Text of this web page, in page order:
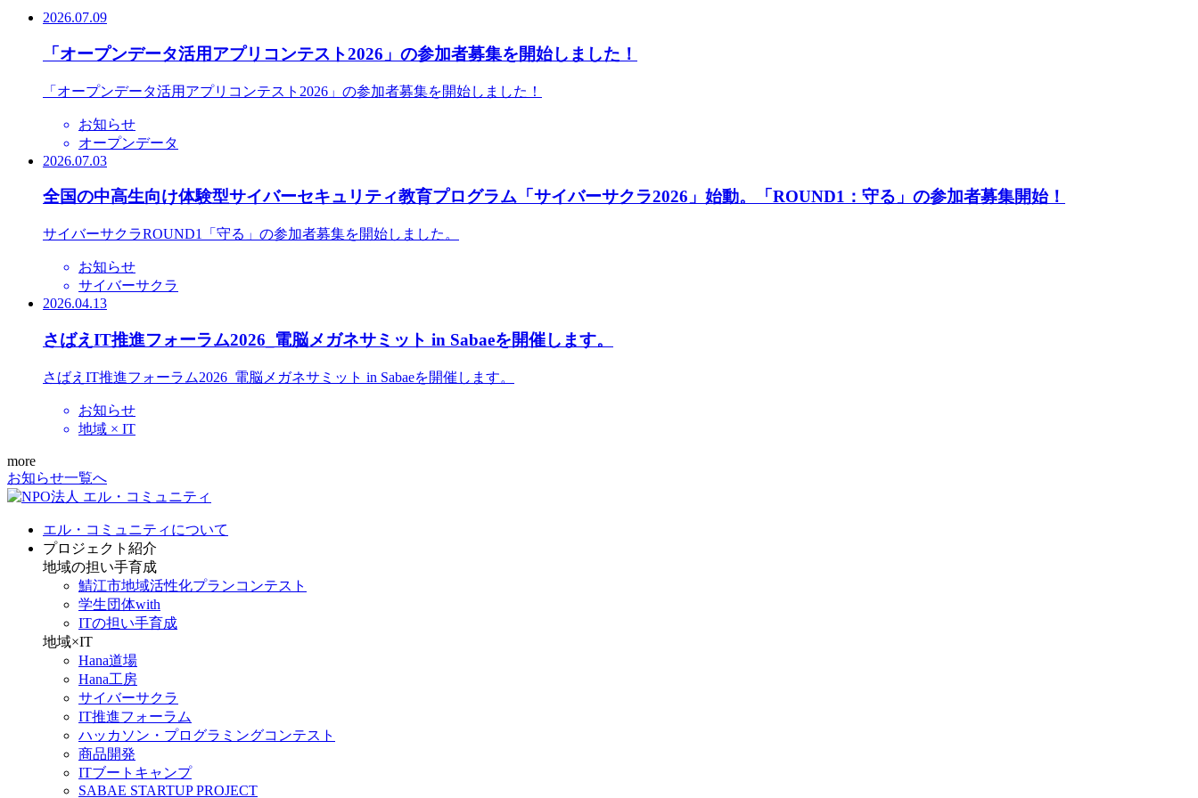
2026.07.09
「オープンデータ活用アプリコンテスト2026」の参加者募集を開始しました！
「オープンデータ活用アプリコンテスト2026」の参加者募集を開始しました！
お知らせ
オープンデータ
2026.07.03
全国の中高生向け体験型サイバーセキュリティ教育プログラム「サイバーサクラ2026」始動。「ROUND1：守る」の参加者募集開始！
サイバーサクラROUND1「守る」の参加者募集を開始しました。
お知らせ
サイバーサクラ
2026.04.13
さばえIT推進フォーラム2026_電脳メガネサミット in Sabaeを開催します。
さばえIT推進フォーラム2026_電脳メガネサミット in Sabaeを開催します。
お知らせ
地域 × IT
more
お知らせ一覧へ
エル・コミュニティについて
プロジェクト紹介
地域の担い手育成
鯖江市地域活性化プランコンテスト
学生団体with
ITの担い手育成
地域×IT
Hana道場
Hana工房
サイバーサクラ
IT推進フォーラム
ハッカソン・プログラミングコンテスト
商品開発
ITブートキャンプ
SABAE STARTUP PROJECT